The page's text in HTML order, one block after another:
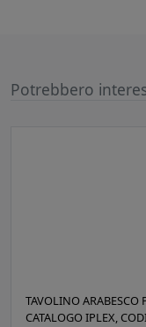
Potrebbero
TAVOLINO ARABESCO
CATALOGO IPLEX,